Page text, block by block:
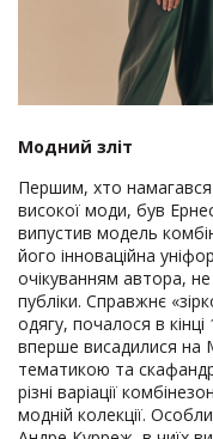
Модний зліт
Першим, хто намагався
високої моди, був
випустив модель
його інноваційна
очікуванням автора,
публіки. Справжнє
одягу, почалося в
вперше висадилися на
тематикою та
різні варіації
модній колекції.